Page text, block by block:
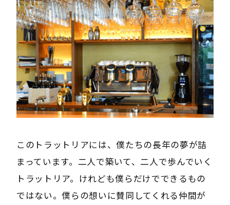
このトラットリアには、僕たちの長年の夢が詰
まっています。二人で築いて、二人で歩んでいく
トラットリア。けれども僕らだけでできるもの
ではない。僕らの想いに賛同してくれる仲間が